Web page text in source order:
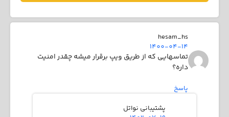
hesam_hs
1400-04-14
تماسهایی که از طریق ویپ برقرار میشه چقدر امنیت
داره؟
پاسخ
پشتیبانی نواتل